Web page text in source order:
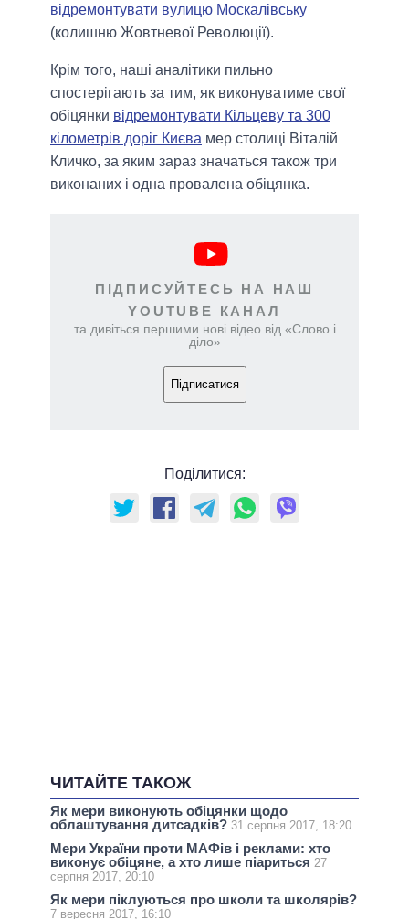
відремонтувати вулицю Москалівську
(колишню Жовтневої Революції).
Крім того, наші аналітики пильно
спостерігають за тим, як виконуватиме свої
обіцянки відремонтувати Кільцеву та 300
кілометрів доріг Києва мер столиці Віталій
Кличко, за яким зараз значаться також три
виконаних і одна провалена обіцянка.
ПІДПИСУЙТЕСЬ НА НАШ
YOUTUBE КАНАЛ
та дивіться першими нові відео від «Слово і
діло»
Підписатися
Поділитися:
ЧИТАЙТЕ ТАКОЖ
Як мери виконують обіцянки щодо
облаштування дитсадків? 31 серпня 2017, 18:20
Мери України проти МАФів і реклами: хто
виконує обіцяне, а хто лише піариться 27
серпня 2017, 20:10
Як мери піклуються про школи та школярів?
7 вересня 2017, 16:10